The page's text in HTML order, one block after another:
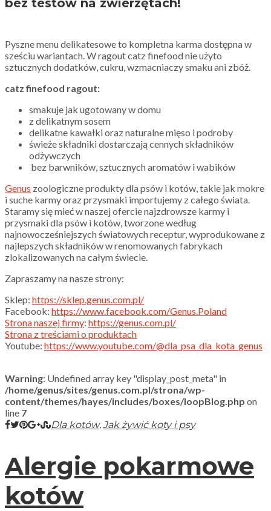
Pyszne menu delikatesowe to kompletna karma dostępna w
sześciu wariantach. W ragout catz finefood nie użyto
sztucznych dodatków, cukru, wzmacniaczy smaku ani zbóż.
catz finefood ragout:
smakuje jak ugotowany w domu
z delikatnym sosem
delikatne kawałki oraz naturalne mięso i podroby
świeże składniki dostarczają cennych składników
odżywczych
bez barwników, sztucznych aromatów i wabików
Genus zoologiczne produkty dla psów i kotów, takie jak mokre
i suche karmy oraz przysmaki importujemy z całego świata.
Staramy się mieć w naszej ofercie najzdrowsze karmy i
przysmaki dla psów i kotów, tworzone według
najnowocześniejszych światowych receptur, wyprodukowane z
najlepszych składników w renomowanych fabrykach
zlokalizowanych na całym świecie.
Zapraszamy na nasze strony:
Sklep: https://sklep.genus.com.pl/
Facebook: https://www.facebook.com/Genus.Poland
Strona naszej firmy: https://genus.com.pl/
Strona z treściami o produktach
Youtube: https://www.youtube.com/@dla_psa_dla_kota_genus
Warning: Undefined array key "display_post_meta" in
/home/genus/sites/genus.com.pl/strona/wp-
content/themes/hayes/includes/boxes/loopBlog.php on
line 7
Dla kotów,Jak żywić koty i psy
Alergie pokarmowe
kotów